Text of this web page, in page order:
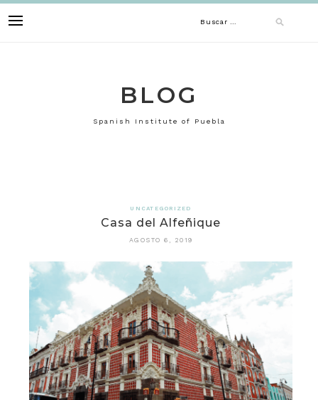
to
Buscar:
BLOG
Spanish Institute of Puebla
UNCATEGORIZED
Casa del Alfeñique
AGOSTO 6, 2019